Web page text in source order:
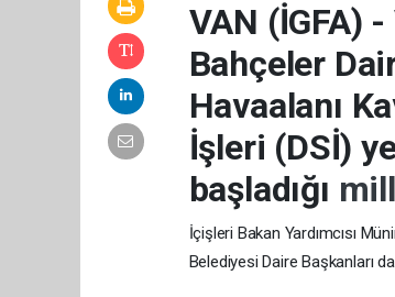
VAN (İGFA) -
Bahçeler
Havaalanı
İşleri (DSİ)
başladığı
İçişleri Bakan Yardımcısı
Belediyesi Daire Başkanları